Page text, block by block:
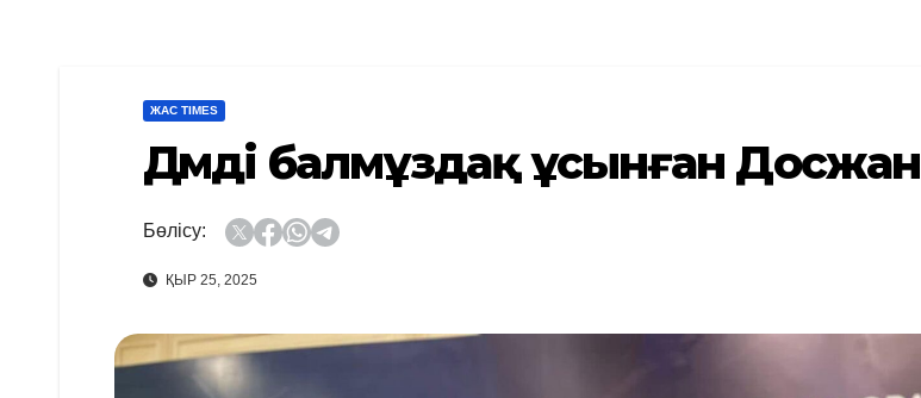
ЖАС TIMES
Дәмді балмұздақ ұсынған Досжан
Бөлісу:
ҚЫР 25, 2025